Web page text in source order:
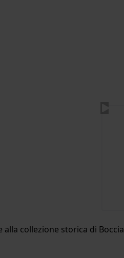
collezione storica di Boccia